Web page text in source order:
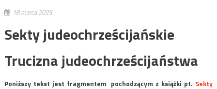
18 marca 2025
Sekty judeochrześcijańskie
Trucizna judeochrześcijaństwa
Poniższy tekst jest fragmentem pochodzącym z książki pt. Sekty